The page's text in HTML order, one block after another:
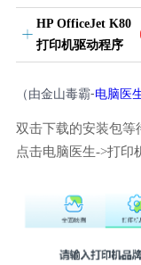
HP OfficeJet K80
打印机驱动程序
（由金山毒霸-电脑医
双击下载的安装包等
点击电脑医生->打印